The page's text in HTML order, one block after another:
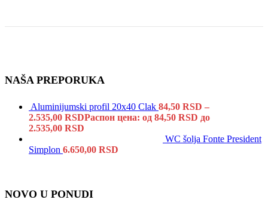
NAŠA PREPORUKA
Aluminijumski profil 20x40 Clak 84,50 RSD –
2.535,00 RSDРаспон цена: од 84,50 RSD до
2.535,00 RSD
WC šolja Fonte President
Simplon 6.650,00 RSD
NOVO U PONUDI